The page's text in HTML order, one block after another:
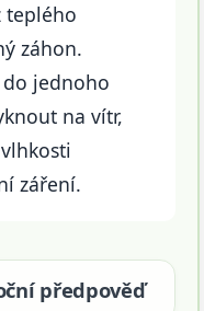
teplého
záhon.
jednoho
na vítr,
záření.
předpověď